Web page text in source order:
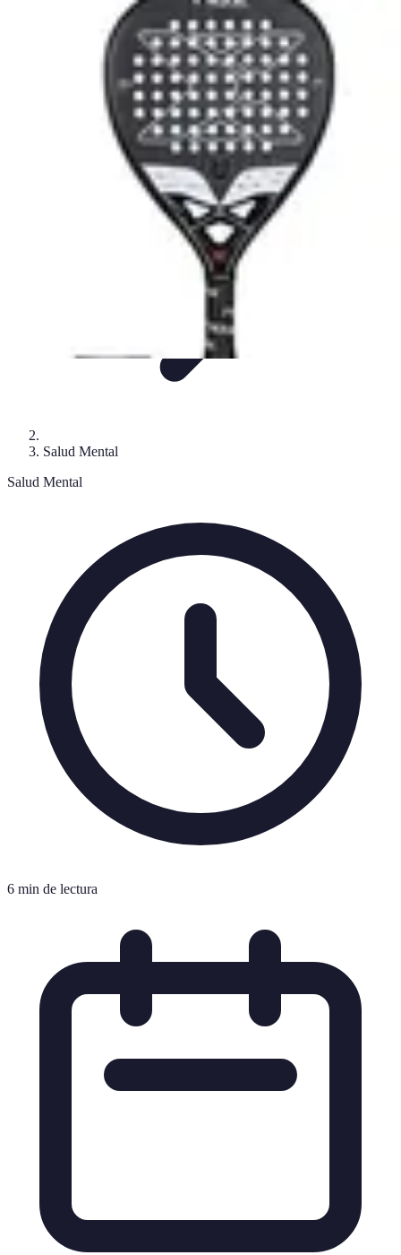
Estilo de VidaNutriciónInmunidadSalud Inmunológica
Consejos Salud
Salud Mental
Salud Mental
6 min de lectura